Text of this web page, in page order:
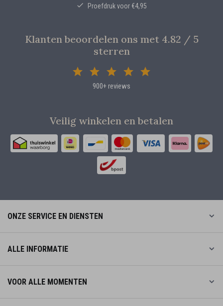
Proefdruk voor €4,95
Klanten beoordelen ons met 4.82 / 5
sterren
900+ reviews
Veilig winkelen en betalen
ONZE SERVICE EN DIENSTEN
ALLE INFORMATIE
VOOR ALLE MOMENTEN